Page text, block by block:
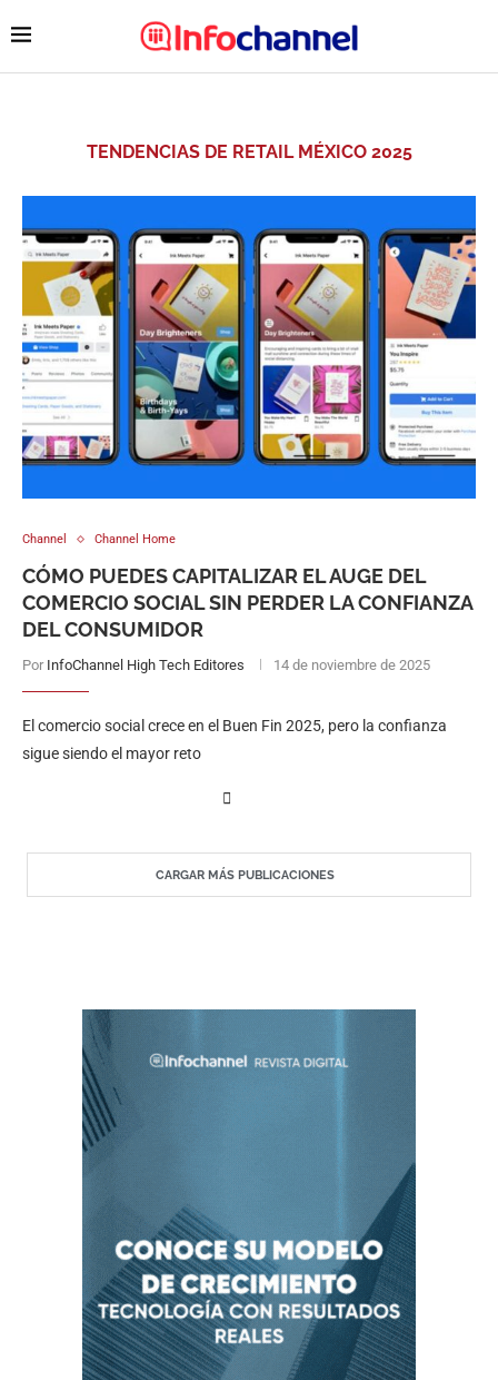
TENDENCIAS DE RETAIL MÉXICO 2025
Channel Channel Home
CÓMO PUEDES CAPITALIZAR EL AUGE DEL
COMERCIO SOCIAL SIN PERDER LA CONFIANZA
DEL CONSUMIDOR
Por InfoChannel High Tech Editores 14 de noviembre de 2025
El comercio social crece en el Buen Fin 2025, pero la confianza
sigue siendo el mayor reto
CARGAR MÁS PUBLICACIONES